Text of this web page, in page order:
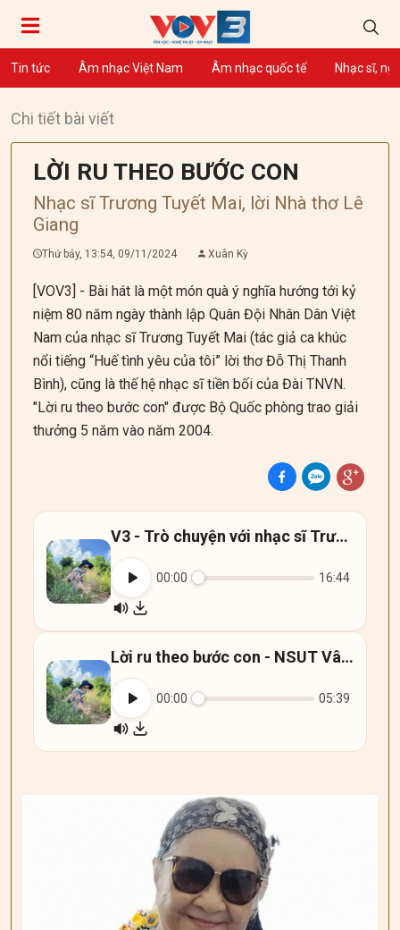
Tin tức Âm nhạc Việt Nam Âm nhạc quốc tế Nhạc sĩ,
Chi tiết bài viết
LỜI RU THEO BƯỚC CON
Nhạc sĩ Trương Tuyết Mai, lời Nhà thơ Lê
Giang
Thứ bảy, 13:54, 09/11/2024 Xuân Kỳ
[VOV3] - Bài hát là một món quà ý nghĩa hướng tới kỷ
niệm 80 năm ngày thành lập Quân Đội Nhân Dân Việt
Nam của nhạc sĩ Trương Tuyết Mai (tác giả ca khúc
nổi tiếng “Huế tình yêu của tôi” lời thơ Đỗ Thị Thanh
Bình), cũng là thế hệ nhạc sĩ tiền bối của Đài TNVN.
"Lời ru theo bước con" được Bộ Quốc phòng trao giải
thưởng 5 năm vào năm 2004.
V3 - Trò chuyện với nhạc sĩ Trương Tuyết Mai
00:00 16:44
Lời ru theo bước con - NSUT Vân Khánh
00:00 05:39